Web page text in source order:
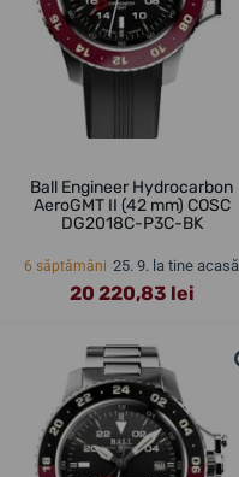
Ball Engineer Hydrocarbon
AeroGMT II (42 mm) COSC
DG2018C-P3C-BK
6 săptămâni 25. 9. la tine acasă
20 220,83 lei